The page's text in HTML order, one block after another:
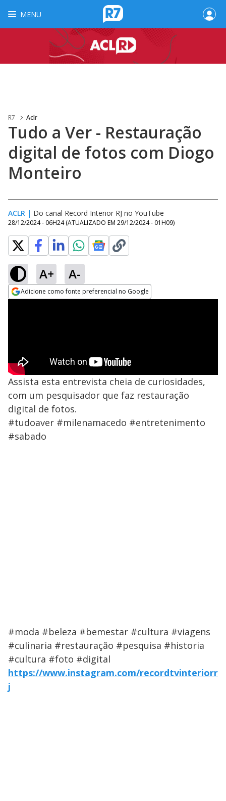
MENU
R7 Aclr
Tudo a Ver - Restauração
digital de fotos com Diogo
Monteiro
ACLR | Do canal Record Interior RJ no YouTube
28/12/2024 - 06H24 (ATUALIZADO EM 29/12/2024 - 01H09)
A+ A-
Adicione como fonte preferencial no Google
Assista esta entrevista cheia de curiosidades,
com um pesquisador que faz restauração
digital de fotos.
#tudoaver #milenamacedo #entretenimento
#sabado
#moda #beleza #bemestar #cultura #viagens
#culinaria #restauração #pesquisa #historia
#cultura #foto #digital
https://www.instagram.com/recordtvinteriorr
j